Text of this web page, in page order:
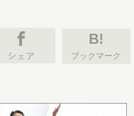
B!
ブックマーク